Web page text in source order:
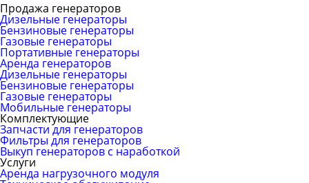
Продажа генераторов
Дизельные генераторы
Бензиновые генераторы
Газовые генераторы
Портативные генераторы
Аренда генераторов
Дизельные генераторы
Бензиновые генераторы
Газовые генераторы
Мобильные генераторы
Комплектующие
Запчасти для генераторов
Фильтры для генераторов
Выкуп генераторов с наработкой
Услуги
Аренда нагрузочного модуля